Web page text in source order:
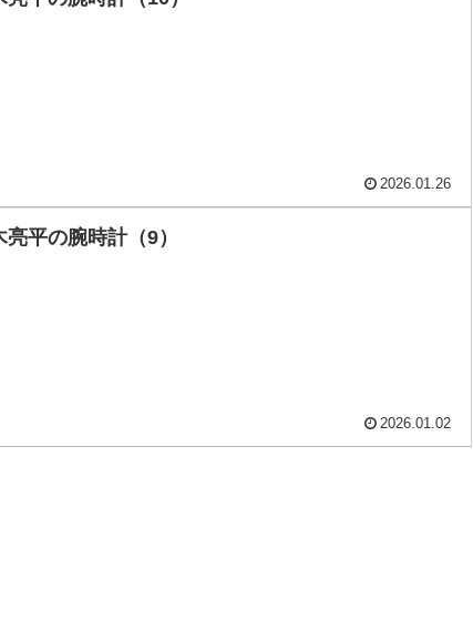
2026.01.26
亮平の腕時計（9）
2026.01.02